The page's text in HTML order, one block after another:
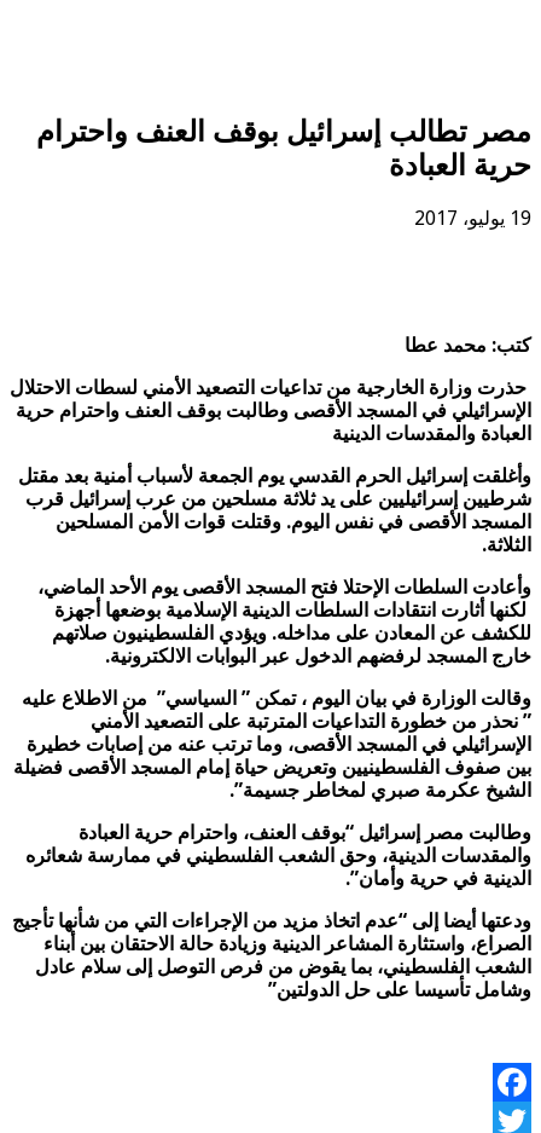
مصر تطالب إسرائيل بوقف العنف واحترام
حرية العبادة
19 يوليو، 2017
كتب: محمد عطا
حذرت وزارة الخارجية من تداعيات التصعيد الأمني لسطات الاحتلال
الإسرائيلي في المسجد الأقصى وطالبت بوقف العنف واحترام حرية
العبادة والمقدسات الدينية
وأغلقت إسرائيل الحرم القدسي يوم الجمعة لأسباب أمنية بعد مقتل
شرطيين إسرائيليين على يد ثلاثة مسلحين من عرب إسرائيل قرب
المسجد الأقصى في نفس اليوم. وقتلت قوات الأمن المسلحين
الثلاثة.
وأعادت السلطات الإحتلا فتح المسجد الأقصى يوم الأحد الماضي،
لكنها أثارت انتقادات السلطات الدينية الإسلامية بوضعها أجهزة
للكشف عن المعادن على مداخله. ويؤدي الفلسطينيون صلاتهم
خارج المسجد لرفضهم الدخول عبر البوابات الالكترونية.
وقالت الوزارة في بيان اليوم ، تمكن ” السياسي” من الاطلاع عليه
” نحذر من خطورة التداعيات المترتبة على التصعيد الأمني
الإسرائيلي في المسجد الأقصى، وما ترتب عنه من إصابات خطيرة
بين صفوف الفلسطينيين وتعريض حياة إمام المسجد الأقصى فضيلة
الشيخ عكرمة صبري لمخاطر جسيمة”.
وطالبت مصر إسرائيل “بوقف العنف، واحترام حرية العبادة
والمقدسات الدينية، وحق الشعب الفلسطيني في ممارسة شعائره
الدينية في حرية وأمان”.
ودعتها أيضا إلى “عدم اتخاذ مزيد من الإجراءات التي من شأنها تأجيج
الصراع، واستثارة المشاعر الدينية وزيادة حالة الاحتقان بين أبناء
الشعب الفلسطيني، بما يقوض من فرص التوصل إلى سلام عادل
وشامل تأسيسا على حل الدولتين”
Facebook